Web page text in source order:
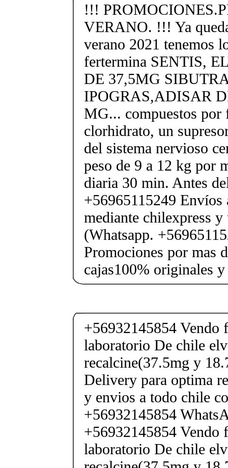
!!!
VERANO. !!! Ya
verano 2021 tenemos
fertermina SENTIS,
DE 37,5MG
IPOGRAS,ADISAR
MG... compuestos por
clorhidrato, un
del sistema nervioso
peso de 9 a 12 kg por
diaria 30 min. Antes
+56965115249 Envíos
mediante chilexpress y
(Whatsapp.
Promociones por mas
cajas100% originales y
+56932145854 Vendo
laboratorio De chile
recalcine(37.5mg y
Delivery para optima
y envios a todo chile
+56932145854
+56932145854 Vendo
laboratorio De chile